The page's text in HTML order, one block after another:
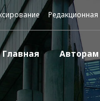
Главная Авторам
Редакционная